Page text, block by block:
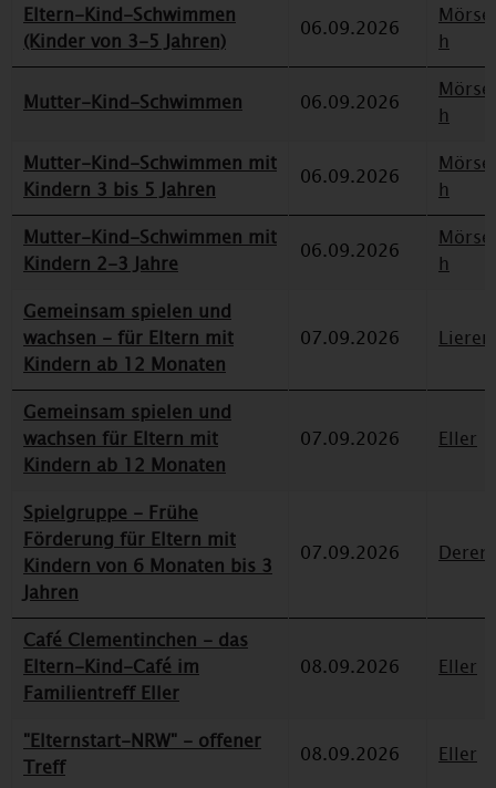
Eltern-Kind-Schwimmen
(Kinder von 3-5 Jahren)
06.09.2026
h
Mutter-Kind-Schwimmen 06.09.2026
h
Mutter-Kind-Schwimmen mit
Kindern 3 bis 5 Jahren
06.09.2026
h
Mutter-Kind-Schwimmen mit
Kindern 2-3 Jahre
06.09.2026
h
Gemeinsam spielen und
wachsen - für Eltern mit
Kindern ab 12 Monaten
07.09.2026
Gemeinsam spielen und
wachsen für Eltern mit
Kindern ab 12 Monaten
07.09.2026 Eller
Spielgruppe - Frühe
Förderung für Eltern mit
Kindern von 6 Monaten bis 3
Jahren
07.09.2026
Café Clementinchen - das
Eltern-Kind-Café im
Familientreff Eller
08.09.2026 Eller
"Elternstart-NRW" - offener
Treff
08.09.2026 Eller